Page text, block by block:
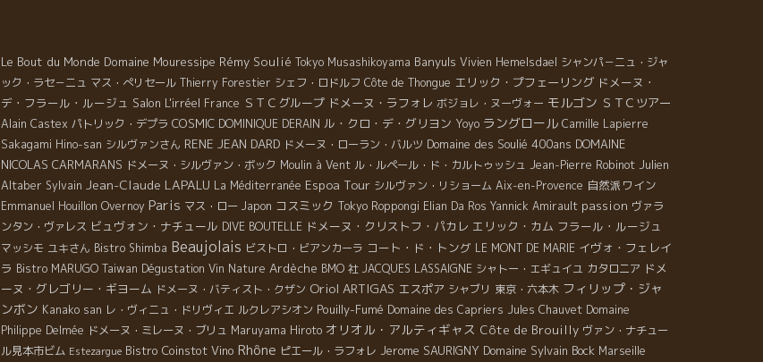
ワインのようだ。 こんなシードルは飲んだことがない。
サーヴィスをしている優しいお姉さんのアナさん
に聞くと、グラナダの山の上、標高2000ｍのところで造
っているとのこと。 酸が乗っているはずだ。年間、
6000本しか造っていない地元でも貴重なシードルとのこ
と。 あまりにもの美味しさに、私は何回もお代わりした
程だ。 アルコール度も低いしグイグイ入ってしまう。 私
が最初に注文したグラナダの微発泡白も南スペインとは
思えないスカットした酸とミネラル感が素晴らしかっ
た。 どんな人が、どんな風に造っているのか？
無性に知りたくなってきた。 この二つの生産者には、何
とか逢ってみたいなと強く思った。 開拓の旅での、こん
な逸品との出逢いが最高に楽しい！！ 発見に、心が躍
る！！ 誰かが探しまわらないと、日本に入らない。 こ
んな仕事ができて、本当に幸せだと思う。すべてに感
謝！！ 数カ月後には、日本の皆さんが、飲めるようにし
Le Bout du Monde Domaine Mouressipe Rémy Soulié Tokyo Musashikoyama Banyuls Vivien Hemelsdael シャンパ－ニュ・ジャ
ック・ラセ－ニュ マス・ぺリセール Thierry Forestier シェフ・ロドルフ Côte de Thongue エリック・プフェーリング ドメーヌ・
デ・フラール・ルージュ Salon L'irréel France ＳＴＣグループ ドメーヌ・ラフォレ ボジョレ・ヌーヴォー モルゴン ＳＴＣツアー
Alain Castex パトリック・デプラ COSMIC DOMINIQUE DERAIN ル・クロ・デ・グリヨン Yoyo ラングロール Camille Lapierre
Sakagami Hino-san シルヴァンさん RENE JEAN DARD ドメーヌ・ローラン・バルツ Domaine des Soulié 400ans DOMAINE
NICOLAS CARMARANS ドメーヌ・シルヴァン・ボック Moulin à Vent ル・ルペール・ド・カルトゥッシュ Jean-Pierre Robinot Julien
Altaber Sylvain Jean-Claude LAPALU La Méditerranée Espoa Tour シルヴァン・リショーム Aix-en-Provence 自然派ワイン
Emmanuel Houillon Overnoy Paris マス・ロー Japon コスミック Tokyo Roppongi Elian Da Ros Yannick Amirault passion ヴァラ
ンタン・ヴァレス ビュヴォン・ナチュール DIVE BOUTELLE ドメーヌ・クリストフ・パカレ エリック・カム フラール・ルージュ
マッシモ ユキさん Bistro Shimba Beaujolais ビストロ・ビアンカーラ コート・ド・トング LE MONT DE MARIE イヴォ・フェレイ
ラ Bistro MARUGO Taiwan Dégustation Vin Nature Ardèche BMO 社 JACQUES LASSAIGNE シャトー・エギュイユ カタロニア ドメ
ーヌ・グレゴリー・ギヨーム ドメーヌ・バティスト・クザン Oriol ARTIGAS エスポア シャブリ 東京・六本木 フィリップ・ジャ
ンボン Kanako san レ・ヴィニュ・ドリヴィエ ルクレアシオン Pouilly-Fumé Domaine des Capriers Jules Chauvet Domaine
Philippe Delmée ドメーヌ・ミレーヌ・ブリュ Maruyama Hiroto オリオル・アルティギャス Côte de Brouilly ヴァン・ナチュー
ル見本市ビム Estezargue Bistro Coinstot Vino Rhône ピエール・ラフォレ Jerome SAURIGNY Domaine Sylvain Bock Marseille